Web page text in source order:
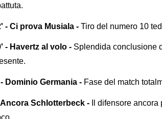
- Ci prova Musiala - Tiro del numero 10
- Havertz al volo - Splendida conclusione
Dominio Germania - Fase del match
Schlotterbeck - Il difensore